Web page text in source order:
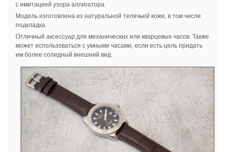
с имитацией узора аллигатора.
Модель изготовлена из натуральной телячьей кожи, в том числе
подкладка.
Отличный аксессуар для механических или кварцевых часов. Также
может использоваться с умными часами, если есть цель придать
им более солидный внешний вид.